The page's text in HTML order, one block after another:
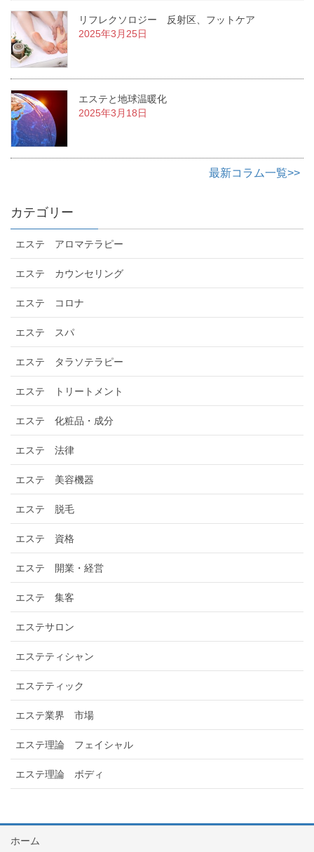
リフレクソロジー 反射区、フットケア
2025年3月25日
エステと地球温暖化
2025年3月18日
最新コラム一覧>>
カテゴリー
エステ アロマテラピー
エステ カウンセリング
エステ コロナ
エステ スパ
エステ タラソテラピー
エステ トリートメント
エステ 化粧品・成分
エステ 法律
エステ 美容機器
エステ 脱毛
エステ 資格
エステ 開業・経営
エステ 集客
エステサロン
エステティシャン
エステティック
エステ業界 市場
エステ理論 フェイシャル
エステ理論 ボディ
ホーム